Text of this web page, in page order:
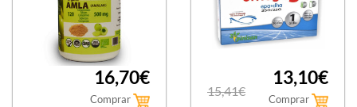
16,70€
Comprar
15,41€
13,10€
Comprar